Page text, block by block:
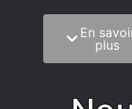
éditeur à
C’est quoi
méthode?
En
plus